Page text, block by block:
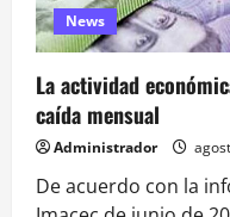
News
La actividad
caída mensual
Administrador
De acuerdo con la